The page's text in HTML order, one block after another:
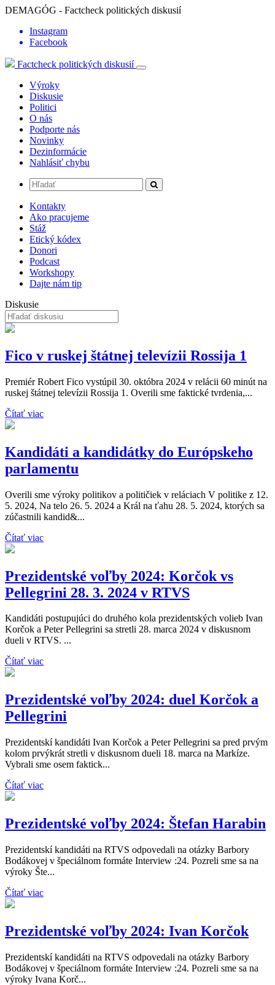
DEMAGÓG - Factcheck politických diskusií
Instagram
Facebook
Factcheck politických diskusií
Výroky
Diskusie
Politici
O nás
Podporte nás
Novinky
Dezinformácie
Nahlásiť chybu
Kontakty
Ako pracujeme
Stáž
Etický kódex
Donori
Podcast
Workshopy
Dajte nám tip
Diskusie
Fico v ruskej štátnej televízii Rossija 1
Premiér Robert Fico vystúpil 30. októbra 2024 v relácii 60 minút na
ruskej štátnej televízii Rossija 1. Overili sme faktické tvrdenia,...
Čítať viac
Kandidáti a kandidátky do Európskeho
parlamentu
Overili sme výroky politikov a političiek v reláciach V politike z 12.
5. 2024, Na telo 26. 5. 2024 a Král na ťahu 28. 5. 2024, ktorých sa
zúčastnili kandid&...
Čítať viac
Prezidentské voľby 2024: Korčok vs
Pellegrini 28. 3. 2024 v RTVS
Kandidáti postupujúci do druhého kola prezidentských volieb Ivan
Korčok a Peter Pellegrini sa stretli 28. marca 2024 v diskusnom
dueli v RTVS. ...
Čítať viac
Prezidentské voľby 2024: duel Korčok a
Pellegrini
Prezidentskí kandidáti Ivan Korčok a Peter Pellegrini sa pred prvým
kolom prvýkrát stretli v diskusnom dueli 18. marca na Markíze.
Vybrali sme osem faktick...
Čítať viac
Prezidentské voľby 2024: Štefan Harabin
Prezidentskí kandidáti na RTVS odpovedali na otázky Barbory
Bodákovej v špeciálnom formáte Interview :24. Pozreli sme sa na
výroky Šte...
Čítať viac
Prezidentské voľby 2024: Ivan Korčok
Prezidentskí kandidáti na RTVS odpovedali na otázky Barbory
Bodákovej v špeciálnom formáte Interview :24. Pozreli sme sa na
výroky Ivana Korč...